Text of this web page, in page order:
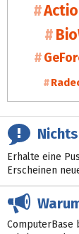
Erhalte eine
Erscheinen
ComputerBase